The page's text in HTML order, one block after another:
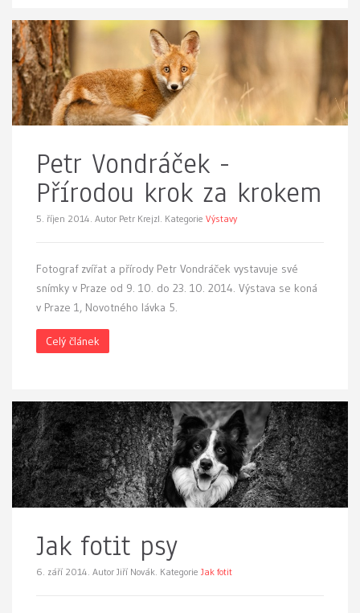
Petr Vondráček -
Přírodou krok za krokem
5. říjen 2014. Autor Petr Krejzl. Kategorie Výstavy
Fotograf zvířat a přírody Petr Vondráček vystavuje své
snímky v Praze od 9. 10. do 23. 10. 2014. Výstava se koná
v Praze 1, Novotného lávka 5.
Celý článek
Jak fotit psy
6. září 2014. Autor Jiří Novák. Kategorie Jak fotit